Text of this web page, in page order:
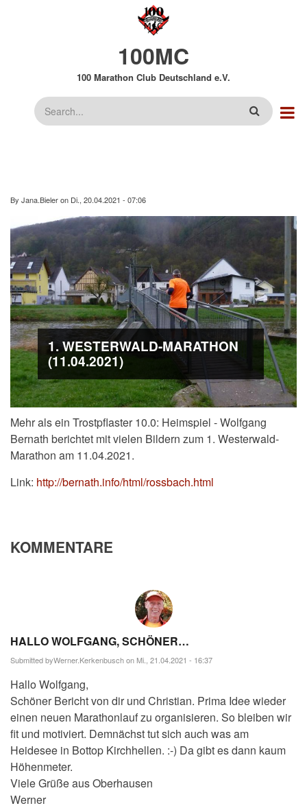
100MC
100 Marathon Club Deutschland e.V.
Suche
By Jana.Bieleron Di., 20.04.2021 - 07:06
1. WESTERWALD-MARATHON
(11.04.2021)
Mehr als ein Trostpflaster 10.0: Heimspiel - Wolfgang
Bernath berichtet mit vielen Bildern zum 1. Westerwald-
Marathon am 11.04.2021.
Link: http://bernath.info/html/rossbach.html
KOMMENTARE
HALLO WOLFGANG, SCHÖNER…
Submitted byWerner.Kerkenbuschon Mi., 21.04.2021 - 16:37
Hallo Wolfgang,
Schöner Bericht von dir und Christian. Prima Idee wieder
einen neuen Marathonlauf zu organisieren. So bleiben wir
fit und motiviert. Demnächst tut sich auch was am
Heidesee in Bottop Kirchhellen. :-) Da gibt es dann kaum
Höhenmeter.
Viele Grüße aus Oberhausen
Werner